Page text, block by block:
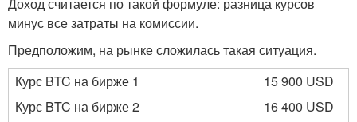
Доход считается по такой формуле: разница курсов
минус все затраты на комиссии.
Предположим, на рынке сложилась такая ситуация.
Курс BTC на бирже 1
15 900 USD
Курс BTC на бирже 2
16 400 USD